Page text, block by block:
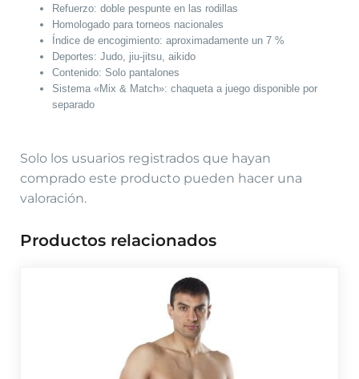
Refuerzo: doble pespunte en las rodillas
Homologado para torneos nacionales
Índice de encogimiento: aproximadamente un 7 %
Deportes: Judo, jiu-jitsu, aikido
Contenido: Solo pantalones
Sistema «Mix & Match»: chaqueta a juego disponible por
separado
Solo los usuarios registrados que hayan
comprado este producto pueden hacer una
valoración.
Productos relacionados